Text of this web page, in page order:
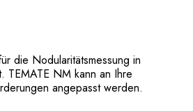
die Nodularitätsmessung in
TEMATE NM kann an Ihre
angepasst werden.